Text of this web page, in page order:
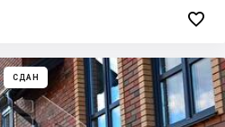

СДАН